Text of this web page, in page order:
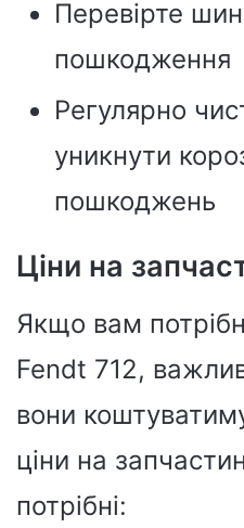
Перевірте
пошкодження
Регулярно
уникнути
пошкоджень
Ціни на
Якщо вам
Fendt 712,
вони
ціни на
потрібні: